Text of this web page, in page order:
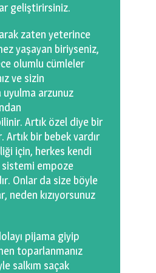
geliştirirsiniz.
zaten yeterince
yaşayan biriyseniz,
olumlu cümleler
ve sizin
uyulma arzunuz
Artık özel diye bir
Artık bir bebek vardır
için, herkes kendi
empoze
Onlar da size böyle
neden kızıyorsunuz
pijama giyip
toparlanmanız
salkım saçak